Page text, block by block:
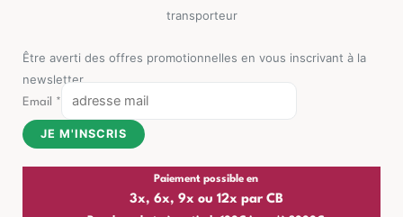
transporteur
Être averti des offres promotionnelles en vous inscrivant à la
newsletter
Email *
JE M'INSCRIS
Paiement possible en
3x, 6x, 9x ou 12x par CB